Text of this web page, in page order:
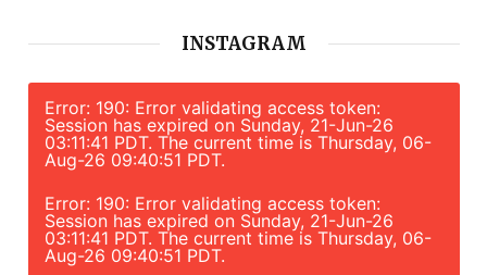
INSTAGRAM
Error: 190: Error validating access token:
Session has expired on Sunday, 21-Jun-26
03:11:41 PDT. The current time is Thursday, 06-
Aug-26 09:40:51 PDT.
Error: 190: Error validating access token:
Session has expired on Sunday, 21-Jun-26
03:11:41 PDT. The current time is Thursday, 06-
Aug-26 09:40:51 PDT.